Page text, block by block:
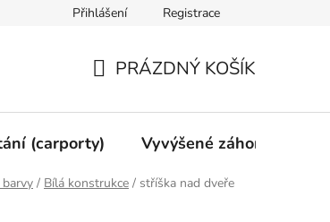
vyrovnání Obchodní podmínky
Přihlášení Registrace
KOŠÍK
PRÁZDNÝ KOŠÍK
(carporty) Vyvýšené záhony
/ Bílá konstrukce / stříška nad dveře